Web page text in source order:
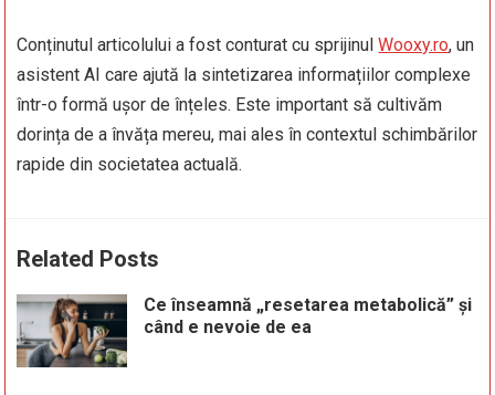
Conținutul articolului a fost conturat cu sprijinulWooxy.ro, un
asistent AI care ajută la sintetizarea informațiilor complexe
într-o formă ușor de înțeles. Este important să cultivăm
dorința de a învăța mereu, mai ales în contextul schimbărilor
rapide din societatea actuală.
Related Posts
Ce înseamnă „resetarea metabolică” și
când e nevoie de ea